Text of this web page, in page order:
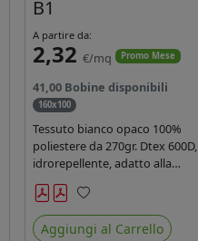
B1
A partire da:
2,32 €/mq Promo Mese
41,00 Bobine disponibili
160x100
Tessuto bianco opaco 100%
poliestere da 270gr. Dtex 600D,
idrorepellente, adatto alla
stampa solvente, ecosolvente,
uv, latex (di terza generazione).
Ideale per tende ,coperture
gazebo, prodotti gonfiabili o
Preferiti
Aggiungi al Carrello